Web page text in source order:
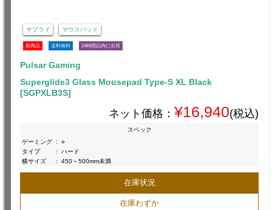
サプライ マウスパッド
新商品 送料無料 24時間以内に出荷
Pulsar Gaming
Superglide3 Glass Mousepad Type-S XL Black
[SGPXLB3S]
ネット価格： ¥16,940(税込)
スペック
ゲーミング :
○
タイプ
:
ハード
横サイズ
: 450～500mm未満
在庫状況
在庫わずか